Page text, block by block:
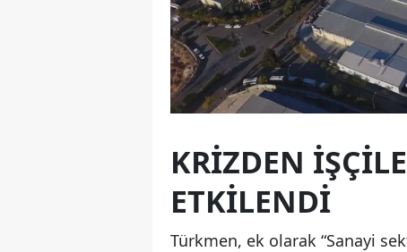
KRİZDEN
ETKİLENDİ
Türkmen, ek olarak “Sanayi